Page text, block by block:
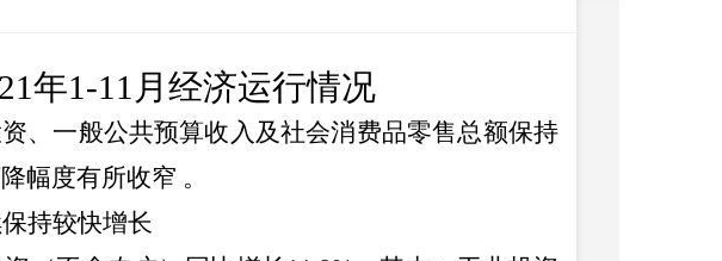
年1-11月经济运行情况
、一般公共预算收入及社会消费品零售总额保持
幅度有所收窄 。
持较快增长